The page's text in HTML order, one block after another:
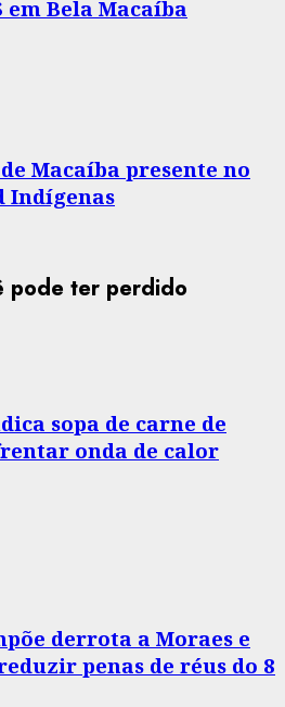
em Bela Macaíba
Macaíba presente no
Indígenas
pode ter perdido
sopa de carne de
onda de calor
derrota a Moraes e
penas de réus do 8